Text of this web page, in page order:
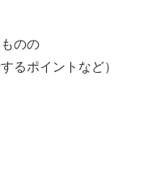
のの
るポイントなど）